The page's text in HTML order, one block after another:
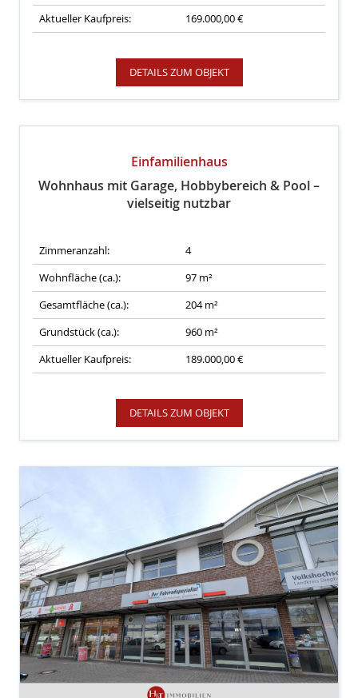
Aktueller Kaufpreis:
169.000,00 €
DETAILS ZUM OBJEKT
Einfamilienhaus
Wohnhaus mit Garage, Hobbybereich & Pool –
vielseitig nutzbar
Zimmeranzahl:
4
Wohnfläche (ca.):
97 m²
Gesamtfläche (ca.):
204 m²
Grundstück (ca.):
960 m²
Aktueller Kaufpreis:
189.000,00 €
DETAILS ZUM OBJEKT